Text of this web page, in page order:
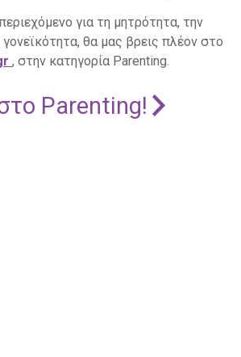
για τη μητρότητα, την
γονεϊκότητα, θα μας βρεις πλέον στο
, στην κατηγορία Parenting.
Parenting!